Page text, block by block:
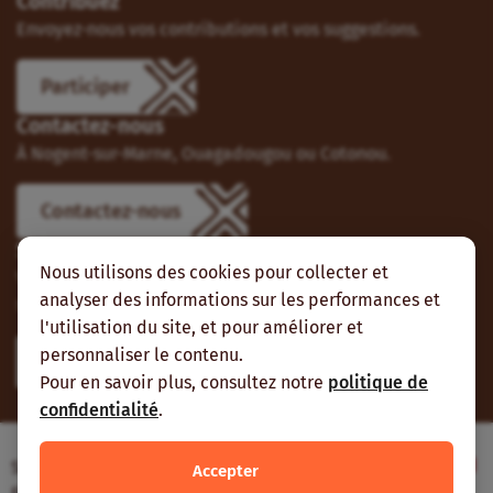
Nous utilisons des cookies pour collecter et
analyser des informations sur les performances et
l'utilisation du site, et pour améliorer et
personnaliser le contenu.
Pour en savoir plus, consultez notre politique de
confidentialité.
Accepter
Envoyez-nous vos contributions et vos suggestions.
Participer
Contactez-nous
À Nogent-sur-Marne, Ouagadougou ou Cotonou.
Contactez-nous
Suivez-nous
Vous pouvez aussi vous abonner à nos flux RSS et nous
suivre sur les réseaux sociaux.
Site web réalisé avec le soutien de l’Agence